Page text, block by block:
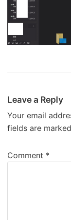
Leave a Reply
Your email
fields are marked
Comment *